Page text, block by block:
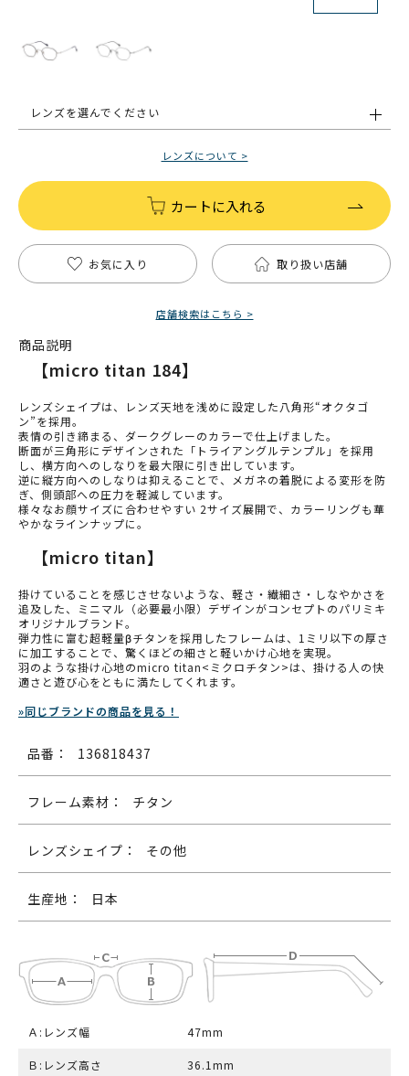
レンズを選んでください
レンズについて >
カートに入れる
お気に入り 取り扱い店舗
店舗検索はこちら >
商品説明
【micro titan 184】
レンズシェイプは、レンズ天地を浅めに設定した八角形“オクタゴ
ン”を採用。
表情の引き締まる、ダークグレーのカラーで仕上げました。
断面が三角形にデザインされた「トライアングルテンプル」を採用
し、横方向へのしなりを最大限に引き出しています。
逆に縦方向へのしなりは抑えることで、メガネの着脱による変形を防
ぎ、側頭部への圧力を軽減しています。
様々なお顔サイズに合わせやすい 2サイズ展開で、カラーリングも華
やかなラインナップに。
【micro titan】
掛けていることを感じさせないような、軽さ・繊細さ・しなやかさを
追及した、ミニマル（必要最小限）デザインがコンセプトのパリミキ
オリジナルブランド。
弾力性に富む超軽量βチタンを採用したフレームは、1ミリ以下の厚さ
に加工することで、驚くほどの細さと軽いかけ心地を実現。
羽のような掛け心地のmicro titan<ミクロチタン>は、掛ける人の快
適さと遊び心をともに満たしてくれます。
»同じブランドの商品を見る！
品番： 136818437
フレーム素材： チタン
レンズシェイプ： その他
生産地： 日本
Ａ:レンズ幅 47mm
Ｂ:レンズ高さ 36.1mm